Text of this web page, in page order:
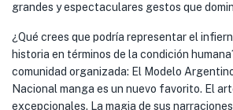
grandes y espectaculares gestos que
¿Qué crees que podría representar el
historia en términos de la condición
comunidad organizada: El Modelo
Nacional manga es un nuevo favorito. El
excepcionales. La magia de sus